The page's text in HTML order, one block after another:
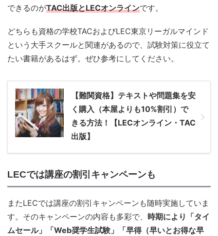
できるのがTAC出版とLECオンラインです。
どちらも資格の学校TACおよびLEC東京リーガルマインド
という大手スクールと関連があるので、試験対策に役立て
たい書籍があるはず。ぜひ参考にしてください。
【難関資格】テキストや問題集を安
く購入（本屋よりも10%割引）で
きる方法！【LECオンライン・TAC
出版】
LECでは講座の割引キャンペーンも
またLECでは講座の割引キャンペーンも随時実施していま
す。そのキャンペーンの内容も多彩で、 時期により「タイ
ムセール」「Web奨学生試験」「早得（早いとお得な早